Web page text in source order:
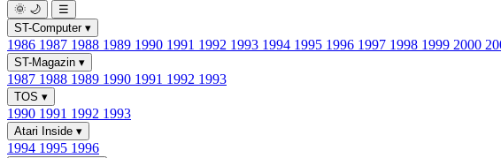
🌞 🌙
☰
ST-Computer ▾
1986 1987 1988 1989 1990 1991 1992 1993 1994 1995 1996 1997 1998 1999 2000
ST-Magazin ▾
1987 1988 1989 1990 1991 1992 1993
TOS ▾
1990 1991 1992 1993
Atari Inside ▾
1994 1995 1996